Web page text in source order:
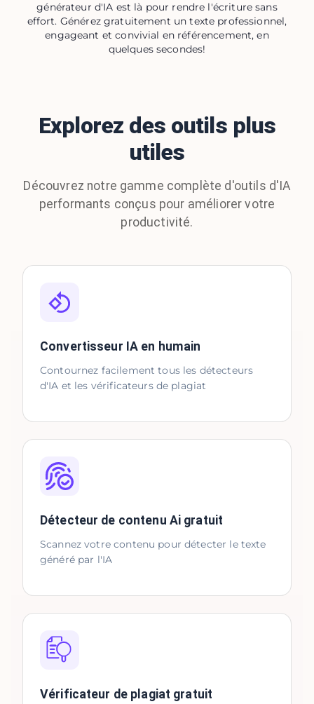
générateur d'IA est là pour rendre l'écriture sans
effort. Générez gratuitement un texte professionnel,
engageant et convivial en référencement, en
quelques secondes!
Explorez des outils plus
utiles
Découvrez notre gamme complète d'outils d'IA
performants conçus pour améliorer votre
productivité.
Convertisseur IA en humain
Contournez facilement tous les détecteurs
d'IA et les vérificateurs de plagiat
Détecteur de contenu Ai gratuit
Scannez votre contenu pour détecter le texte
généré par l'IA
Vérificateur de plagiat gratuit